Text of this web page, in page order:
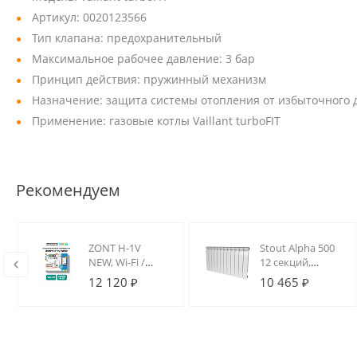
Артикул: 0020123566
Тип клапана: предохранительный
Максимальное рабочее давление: 3 бар
Принцип действия: пружинный механизм
Назначение: защита системы отопления от избыточного
Применение: газовые котлы Vaillant turboFIT
Рекомендуем
ZONT H-1V
NEW, Wi-Fi /
GSM термостат
для котлов на
12 120 ₽
Stout Alpha 500
12 секций,
радиатор
алюминиевый
10 465 ₽